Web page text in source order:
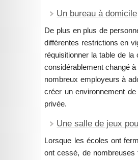
Un bureau à domicile
De plus en plus de
différentes restrictions en
réquisitionner la table de
considérablement changé
nombreux employeurs à
créer un environnement
privée.
Une salle de jeux
Lorsque les écoles ont
ont cessé, de